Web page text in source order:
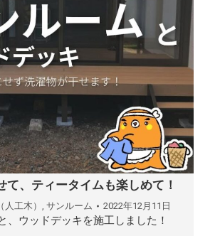
て、ティータイムも楽しめて！
工木） サンルーム 2022年12月11日
、ウッドデッキを施工しました！